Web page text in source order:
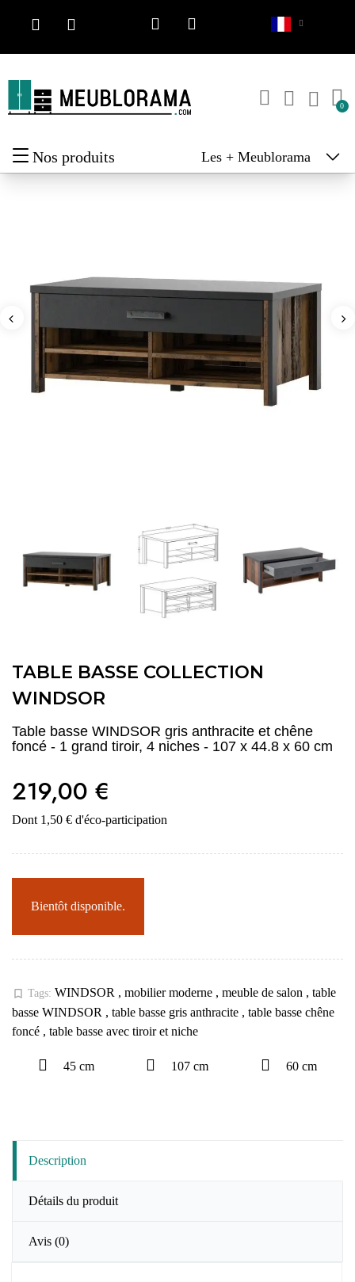
Nos produits Les + Meublorama
TABLE BASSE COLLECTION
WINDSOR
Table basse WINDSOR gris anthracite et chêne
foncé - 1 grand tiroir, 4 niches - 107 x 44.8 x 60 cm
219,00 €
Dont 1,50 € d'éco-participation
Bientôt disponible.
bookmark_border Tags: WINDSOR , mobilier moderne , meuble de salon , table
basse WINDSOR , table basse gris anthracite , table basse chêne
foncé , table basse avec tiroir et niche
45 cm 107 cm 60 cm
Description
Détails du produit
Avis (0)